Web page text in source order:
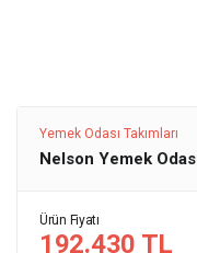
Yemek Odası Takımları
Nelson Yemek
Ürün Fiyatı
192.430 TL